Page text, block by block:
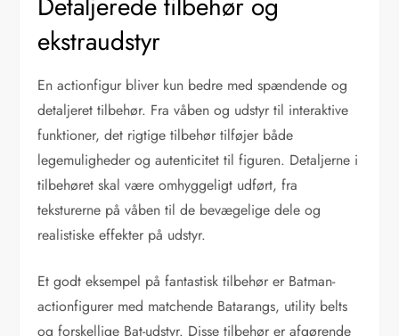
ekstraudstyr
En actionfigur bliver kun bedre med spændende og
detaljeret tilbehør. Fra våben og udstyr til interaktive
funktioner, det rigtige tilbehør tilføjer både
legemuligheder og autenticitet til figuren. Detaljerne i
tilbehøret skal være omhyggeligt udført, fra
teksturerne på våben til de bevægelige dele og
realistiske effekter på udstyr.
Et godt eksempel på fantastisk tilbehør er Batman-
actionfigurer med matchende Batarangs, utility belts
og forskellige Bat-udstyr. Disse tilbehør er afgørende